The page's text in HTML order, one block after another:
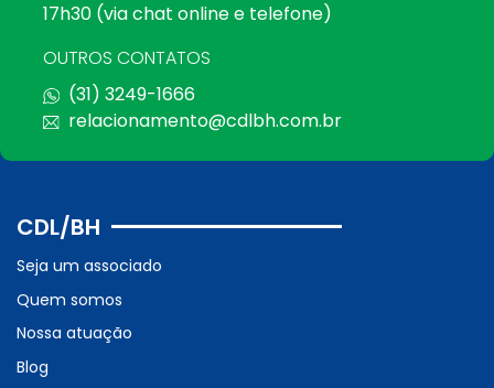
17h30 (via chat online e telefone)
OUTROS CONTATOS
(31) 3249-1666
relacionamento@cdlbh.com.br
CDL/BH
Seja um associado
Quem somos
Nossa atuação
Blog